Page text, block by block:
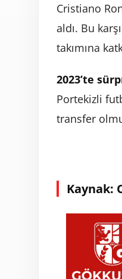
Cristiano
aldı. Bu
takımına
2023’te
Portekizli
transfer
Kaynak: